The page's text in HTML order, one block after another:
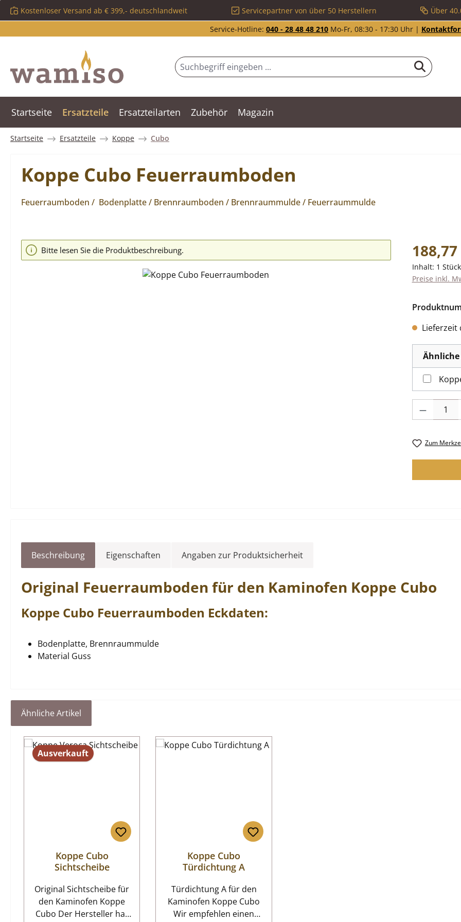
Hauptinhalt springen
Zur Suche springen
Zur Hauptnavigation springen
Kostenloser Versand ab € 399,- deutschlandweit Servicepartner von über 50 Herstellern Über
Service-Hotline: 040 - 28 48 48 210 Mo-Fr, 08:30 - 17:30 Uhr |
Startseite Ersatzteile Ersatzteilarten Zubehör Magazin
Startseite Ersatzteile Koppe Cubo
Koppe Cubo Feuerraumboden
Feuerraumboden / Bodenplatte / Brennraumboden / Brennraummulde / Feuerraummulde
Bildergalerie überspringen
Bitte lesen Sie die Produktbeschreibung. Regulärer
188,77
Inhalt: 1 Stück
Preise inkl.
Lieferzeit
Produkt
Zum
Beschreibung Eigenschaften Angaben zur Produktsicherheit
Original Feuerraumboden für den Kaminofen Koppe Cubo
Koppe Cubo Feuerraumboden Eckdaten:
Bodenplatte, Brennraummulde
Material Guss
Ähnliche Artikel
Produktgalerie überspringen
Ausverkauft
Koppe Cubo
Sichtscheibe
Original Sichtscheibe für
den Kaminofen Koppe
Cubo Der Hersteller hat
Koppe Cubo
Türdichtung A
Türdichtung A für den
Kaminofen Koppe Cubo
Wir empfehlen einen